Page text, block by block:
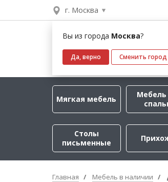
г. Москва
Вы из города Москва?
Да, верно Сменить город
Мягкая мебель
Мебель
Столы
письменные
Главная Мебель в наличии